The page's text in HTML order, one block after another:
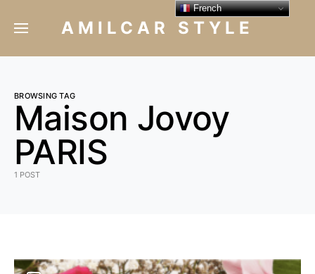
AMILCAR STYLE
BROWSING TAG
Maison Jovoy
PARIS
1 POST
French